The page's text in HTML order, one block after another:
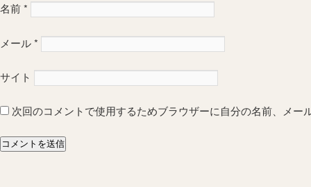
名前*
メール*
サイト
次回のコメントで使用するためブラウザーに自分の名前、メー